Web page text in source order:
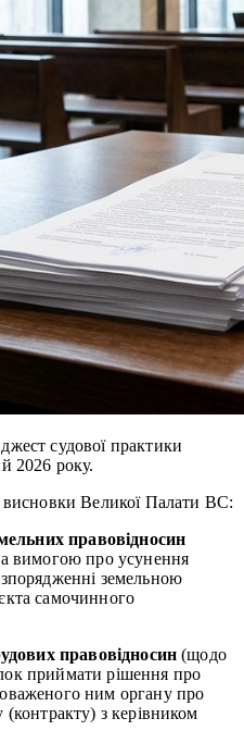
судової практики
2026 року.
висновки Великої Палати ВС:
правовідносин
вимогою про усунення
земельною
самочинного
правовідносин (щодо
приймати рішення про
ним органу про
(контракту) з керівником